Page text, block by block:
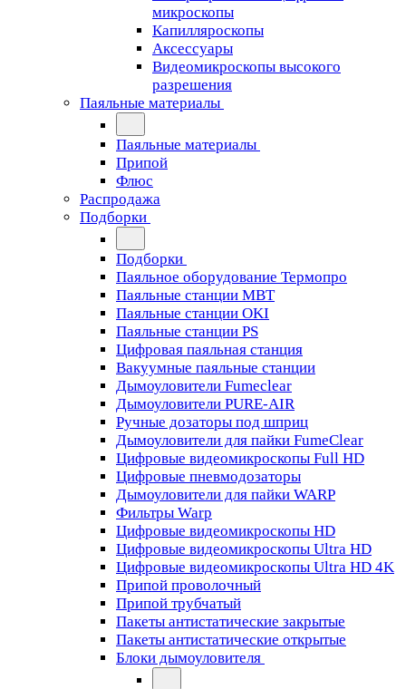
микроскопы
Капилляроскопы
Аксессуары
Видеомикроскопы высокого
разрешения
Паяльные материалы
Паяльные материалы
Припой
Флюс
Распродажа
Подборки
Подборки
Паяльное оборудование Термопро
Паяльные станции MBT
Паяльные станции OKI
Паяльные станции PS
Цифровая паяльная станция
Вакуумные паяльные станции
Дымоуловители Fumeclear
Дымоуловители PURE-AIR
Ручные дозаторы под шприц
Дымоуловители для пайки FumeClear
Цифровые видеомикроскопы Full HD
Цифровые пневмодозаторы
Дымоуловители для пайки WARP
Фильтры Warp
Цифровые видеомикроскопы HD
Цифровые видеомикроскопы Ultra HD
Цифровые видеомикроскопы Ultra HD 4K
Припой проволочный
Припой трубчатый
Пакеты антистатические закрытые
Пакеты антистатические открытые
Блоки дымоуловителя